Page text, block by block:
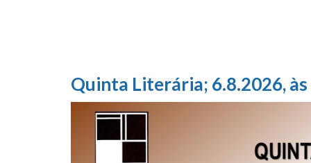
Quinta Literária; 6.8.2026,